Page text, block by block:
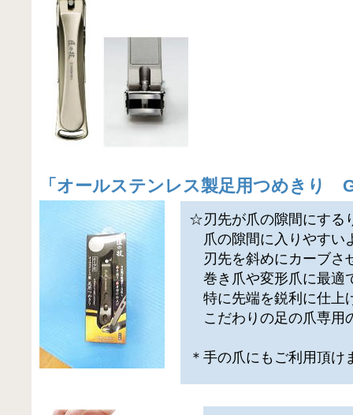
「 オールステンレス製足用つめきり
☆刃先が爪の隙間にする
爪の隙間に入りやすい
刃先を斜めにカーブさ
巻き爪や変形爪に最適
特に先端を鋭利に仕上
こだわりの足の爪専用
＊手の爪にもご利用頂け